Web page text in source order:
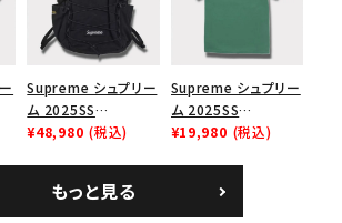
Supreme シュプリー
ム 2025SS
Backpack バックパッ
¥48,980 (税込)
Supreme シュプリー
ム 2025SS
Homerun Tee ホー
¥19,980 (税込)
もっと見る